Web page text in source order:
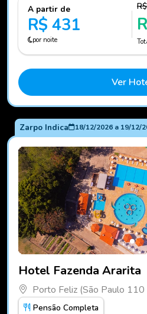
A partir de
R$ 431
por noite
Ver
Zarpo Indica 18/12/2026a 19/12/
Hotel Fazenda Ararita
Porto Feliz (São Paulo 110
Pensão Completa